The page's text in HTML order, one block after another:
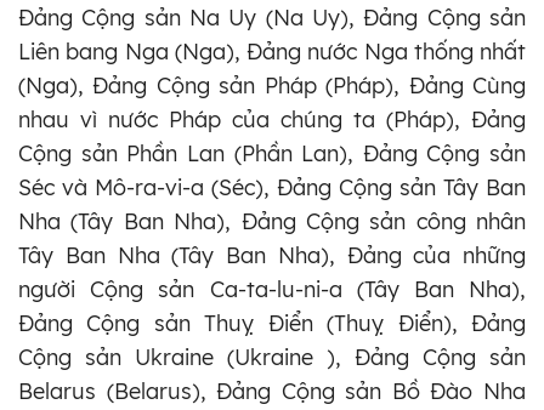
Đảng Cộng sản Na Uy (Na Uy), Đảng Cộng sản
Liên bang Nga (Nga), Đảng nước Nga thống nhất
(Nga), Đảng Cộng sản Pháp (Pháp), Đảng Cùng
nhau vì nước Pháp của chúng ta (Pháp), Đảng
Cộng sản Phần Lan (Phần Lan), Đảng Cộng sản
Séc và Mô-ra-vi-a (Séc), Đảng Cộng sản Tây Ban
Nha (Tây Ban Nha), Đảng Cộng sản công nhân
Tây Ban Nha (Tây Ban Nha), Đảng của những
người Cộng sản Ca-ta-lu-ni-a (Tây Ban Nha),
Đảng Cộng sản Thuỵ Điển (Thuỵ Điển), Đảng
Cộng sản Ukraine (Ukraine ), Đảng Cộng sản
Belarus (Belarus), Đảng Cộng sản Bồ Đào Nha